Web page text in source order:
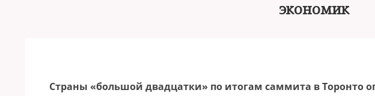
экономик
Страны «большой двадцатки» по итогам саммита в Торонто